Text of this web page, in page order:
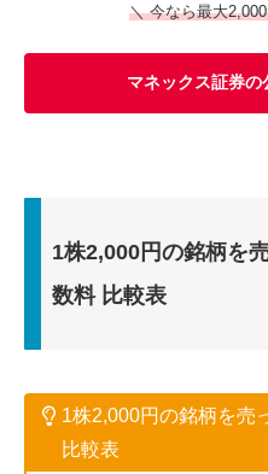
＼ 今なら最大
マネックス証券
1株2,000円の銘柄を
数料 比較表
1株2,000円の銘柄を売
比較表